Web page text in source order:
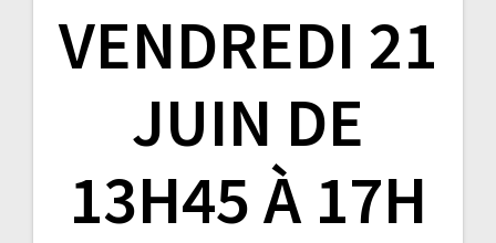
VENDREDI 21
JUIN DE
13H45 À 17H